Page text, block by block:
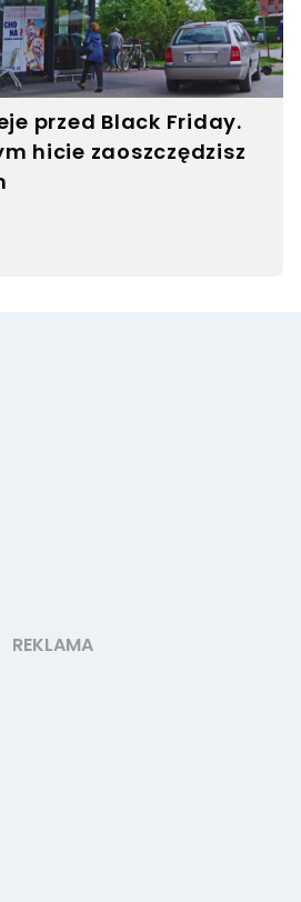
przed Black Friday.
hicie zaoszczędzisz